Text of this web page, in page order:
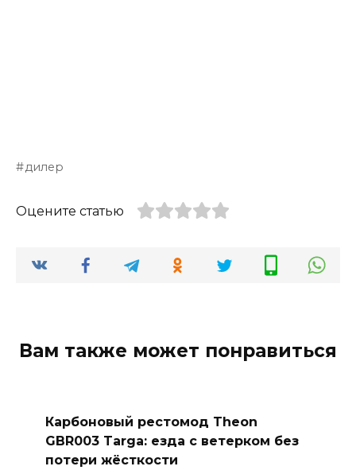
дилер
Оцените статью
Вам также может понравиться
Карбоновый рестомод Theon
GBR003 Targa: езда с ветерком без
потери жёсткости